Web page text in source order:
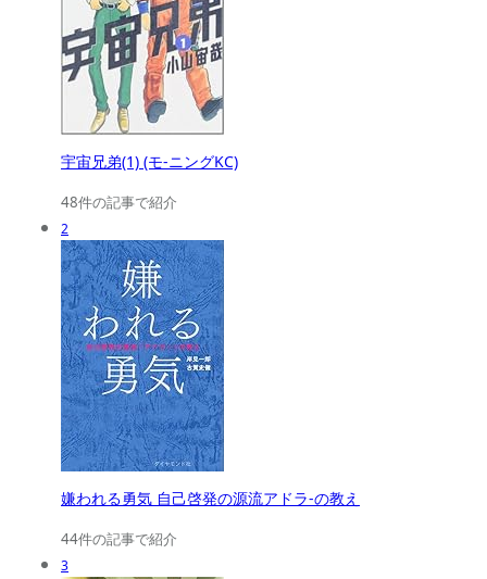
宇宙兄弟(1) (モ-ニングKC)
48件の記事で紹介
2
嫌われる勇気 自己啓発の源流アドラ-の教え
44件の記事で紹介
3